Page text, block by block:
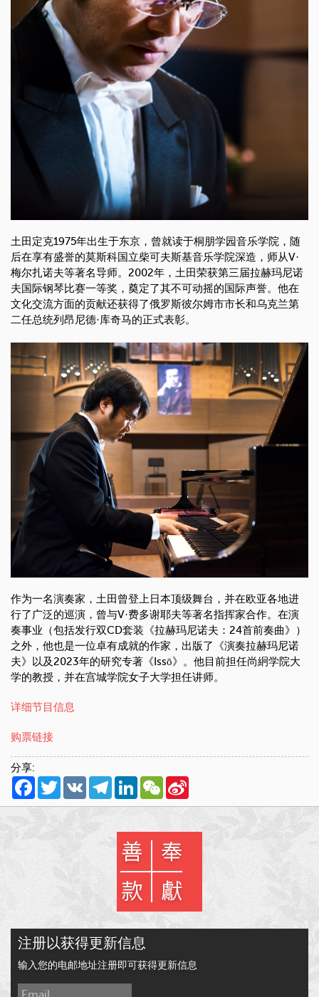
土田定克1975年出生于东京，曾就读于桐朋学园音乐学院，随
后在享有盛誉的莫斯科国立柴可夫斯基音乐学院深造，师从V·
梅尔扎诺夫等著名导师。2002年，土田荣获第三届拉赫玛尼诺
夫国际钢琴比赛一等奖，奠定了其不可动摇的国际声誉。他在
文化交流方面的贡献还获得了俄罗斯彼尔姆市市长和乌克兰第
二任总统列昂尼德·库奇马的正式表彰。
作为一名演奏家，土田曾登上日本顶级舞台，并在欧亚各地进
行了广泛的巡演，曾与V·费多谢耶夫等著名指挥家合作。在演
奏事业（包括发行双CD套装《拉赫玛尼诺夫：24首前奏曲》）
之外，他也是一位卓有成就的作家，出版了《演奏拉赫玛尼诺
夫》以及2023年的研究专著《Issō》。他目前担任尚絅学院大
学的教授，并在宫城学院女子大学担任讲师。
详细节目信息
购票链接
分享:
Facebook
TwitterVK TelegramLinkedInWeChat
注册以获得更新信息
输入您的电邮地址注册即可获得更新信息